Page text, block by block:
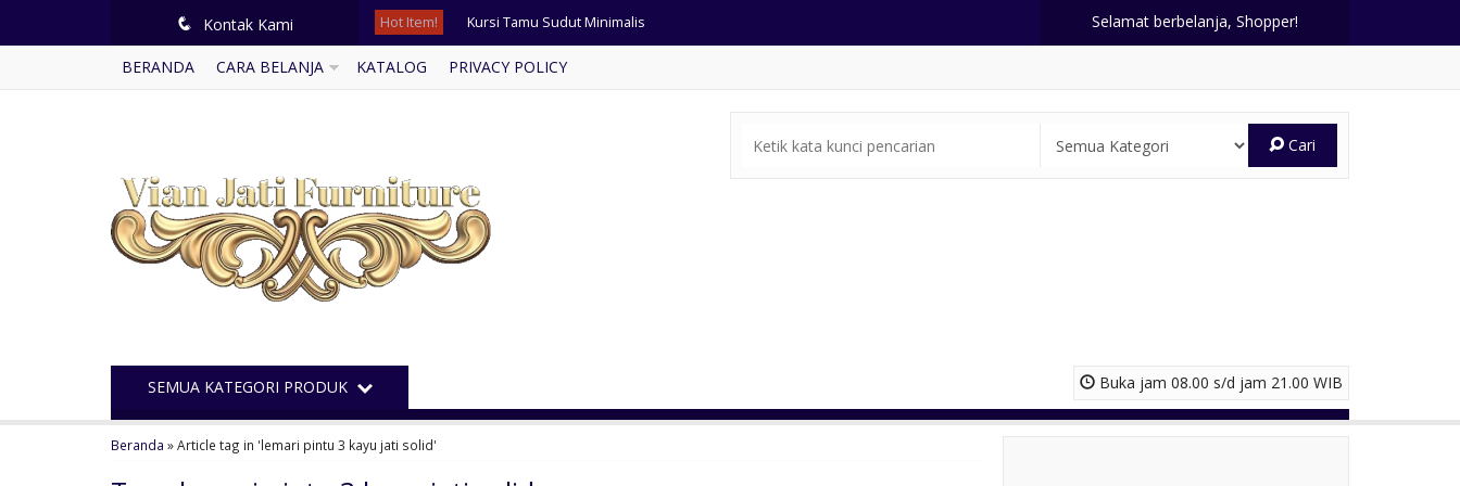
q Kontak Kami Hot Item! Kursi Tamu Sudut Minimalis
Sofa Tamu Sudut Model Terbaru
Kursi Tamu Out Dor Villa Bali
Lemari Pintu 4 Ukiran Jepara
Selamat berbelanja, Shopper!
BERANDA CARA BELANJA KATALOG PRIVACY POLICY
Cari
Buka jam 08.00 s/d jam 21.00 WIB
SEMUA KATEGORI PRODUK
Beranda »Article tag in 'lemari pintu 3 kayu jati solid'